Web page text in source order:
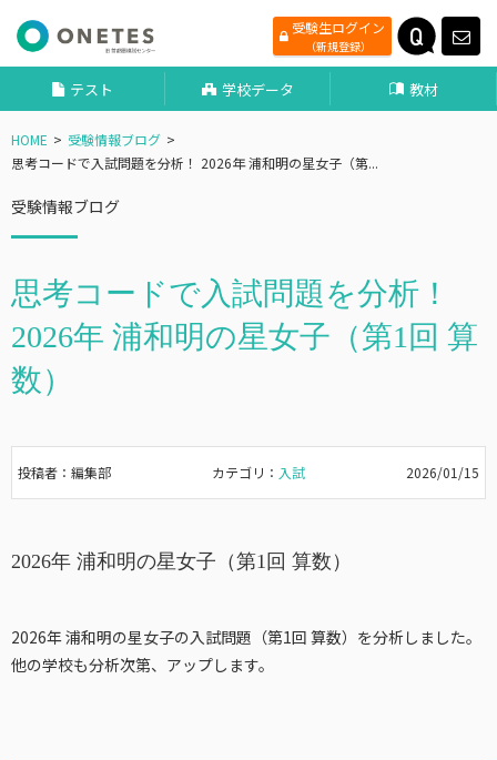
受験生ログイン
（新規登録）
テスト 学校データ 教材
HOME
受験情報ブログ
思考コードで入試問題を分析！ 2026年 浦和明の星女子（第...
受験情報ブログ
思考コードで入試問題を分析！
2026年 浦和明の星女子（第1回 算
数）
投稿者：編集部 カテゴリ： 入試 2026/01/15
2026年 浦和明の星女子（第1回 算数）
2026年 浦和明の星女子の入試問題（第1回 算数）を分析しました。
他の学校も分析次第、アップします。